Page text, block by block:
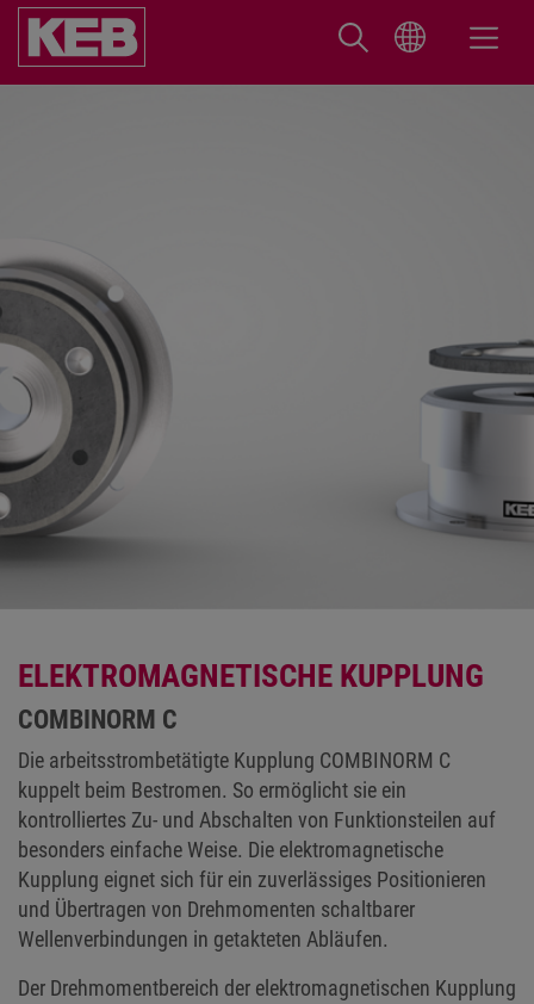
ELEKTROMAGNETISCHE KUPPLUNG
COMBINORM C
Die arbeitsstrombetätigte Kupplung COMBINORM C
kuppelt beim Bestromen. So ermöglicht sie ein
kontrolliertes Zu- und Abschalten von Funktionsteilen auf
besonders einfache Weise. Die elektromagnetische
Kupplung eignet sich für ein zuverlässiges Positionieren
und Übertragen von Drehmomenten schaltbarer
Wellenverbindungen in getakteten Abläufen.
Der Drehmomentbereich der elektromagnetischen Kupplung